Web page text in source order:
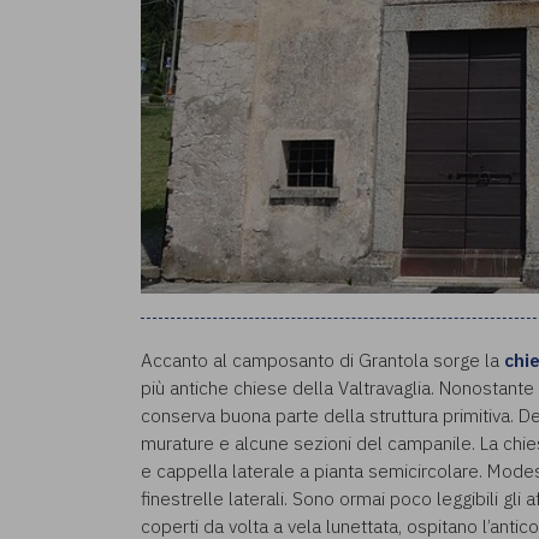
Accanto al camposanto di Grantola sorge la
più antiche chiese della Valtravaglia.
conserva buona parte della struttura primitiva.
murature e alcune sezioni del campanile. La
e cappella laterale a pianta semicircolare.
finestrelle laterali. Sono ormai poco leggibili gli
coperti da volta a vela lunettata, ospitano